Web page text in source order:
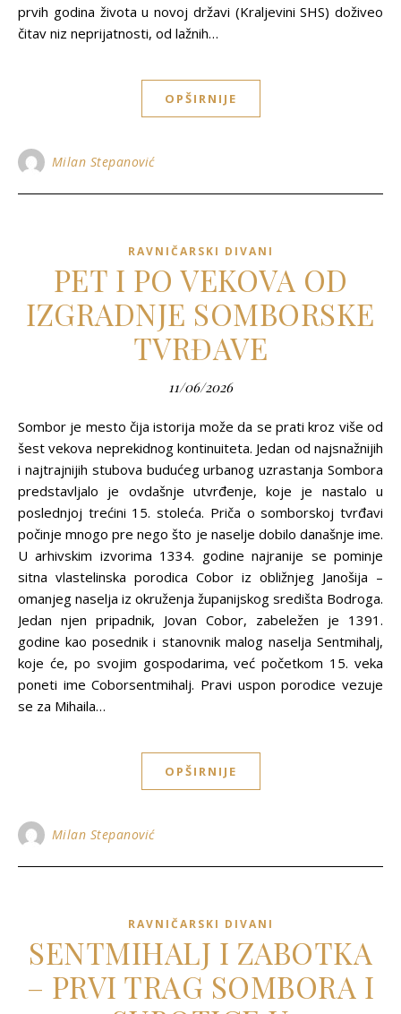
prvih godina života u novoj državi (Kraljevini SHS) doživeo
čitav niz neprijatnosti, od lažnih…
OPŠIRNIJE
Milan Stepanović
RAVNIČARSKI DIVANI
PET I PO VEKOVA OD
IZGRADNJE SOMBORSKE
TVRĐAVE
11/06/2026
Sombor je mesto čija istorija može da se prati kroz više od
šest vekova neprekidnog kontinuiteta. Jedan od najsnažnijih
i najtrajnijih stubova budućeg urbanog uzrastanja Sombora
predstavljalo je ovdašnje utvrđenje, koje je nastalo u
poslednjoj trećini 15. stoleća. Priča o somborskoj tvrđavi
počinje mnogo pre nego što je naselje dobilo današnje ime.
U arhivskim izvorima 1334. godine najranije se pominje
sitna vlastelinska porodica Cobor iz obližnjeg Janošija –
omanjeg naselja iz okruženja županijskog središta Bodroga.
Jedan njen pripadnik, Jovan Cobor, zabeležen je 1391.
godine kao posednik i stanovnik malog naselja Sentmihalj,
koje će, po svojim gospodarima, već početkom 15. veka
poneti ime Coborsentmihalj. Pravi uspon porodice vezuje
se za Mihaila…
OPŠIRNIJE
Milan Stepanović
RAVNIČARSKI DIVANI
SENTMIHALJ I ZABOTKA
– PRVI TRAG SOMBORA I